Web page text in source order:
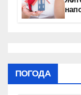
ПОГОДА